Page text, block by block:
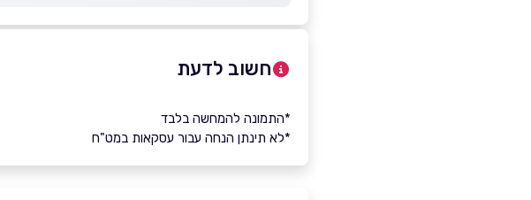
חשוב לדעת
*התמונה להמחשה בלבד
*לא תינתן הנחה עבור עסקאות במט"ח